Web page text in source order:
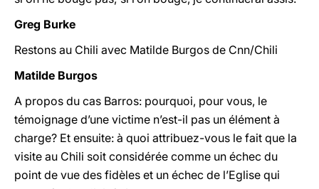
Greg Burke
Restons au Chili avec Matilde Burgos de Cnn/Chili
Matilde Burgos
A propos du cas Barros: pourquoi, pour vous, le
témoignage d’une victime n’est-il pas un élément à
charge? Et ensuite: à quoi attribuez-vous le fait que la
visite au Chili soit considérée comme un échec du
point de vue des fidèles et un échec de l’Eglise qui